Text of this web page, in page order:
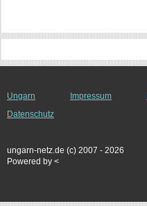
Ungarn Impressum
Datenschutz
ungarn-netz.de (c) 2007 - 2026
Powered by <